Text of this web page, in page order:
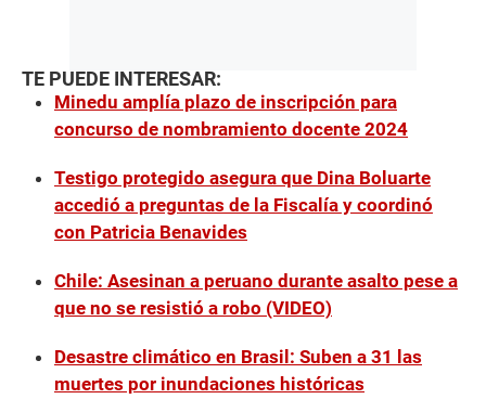
TE PUEDE INTERESAR:
Minedu amplía plazo de inscripción para
concurso de nombramiento docente 2024
Testigo protegido asegura que Dina Boluarte
accedió a preguntas de la Fiscalía y coordinó
con Patricia Benavides
Chile: Asesinan a peruano durante asalto pese a
que no se resistió a robo (VIDEO)
Desastre climático en Brasil: Suben a 31 las
muertes por inundaciones históricas